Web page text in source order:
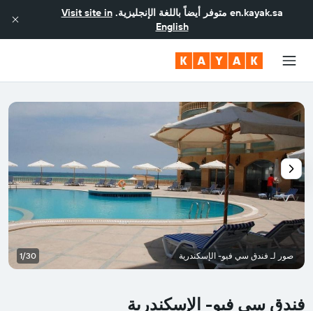
en.kayak.sa متوفر أيضاً باللغة الإنجليزية.Visit site in
English
فندق سي فيو- الإسكندرية
صور لـ فندق سي فيو- الإسكندرية 1/30